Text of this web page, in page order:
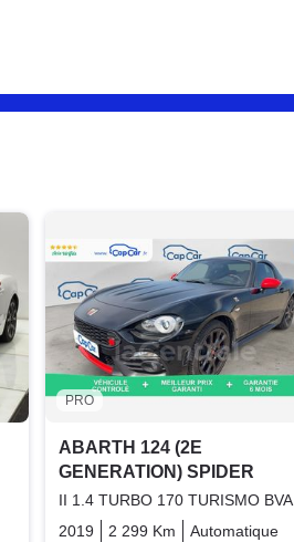
Essence
PRO
ABARTH 124 (2E
GENERATION) SPIDER
II 1.4 TURBO 170 TURISMO BVA
2019
2 299 Km Automatique